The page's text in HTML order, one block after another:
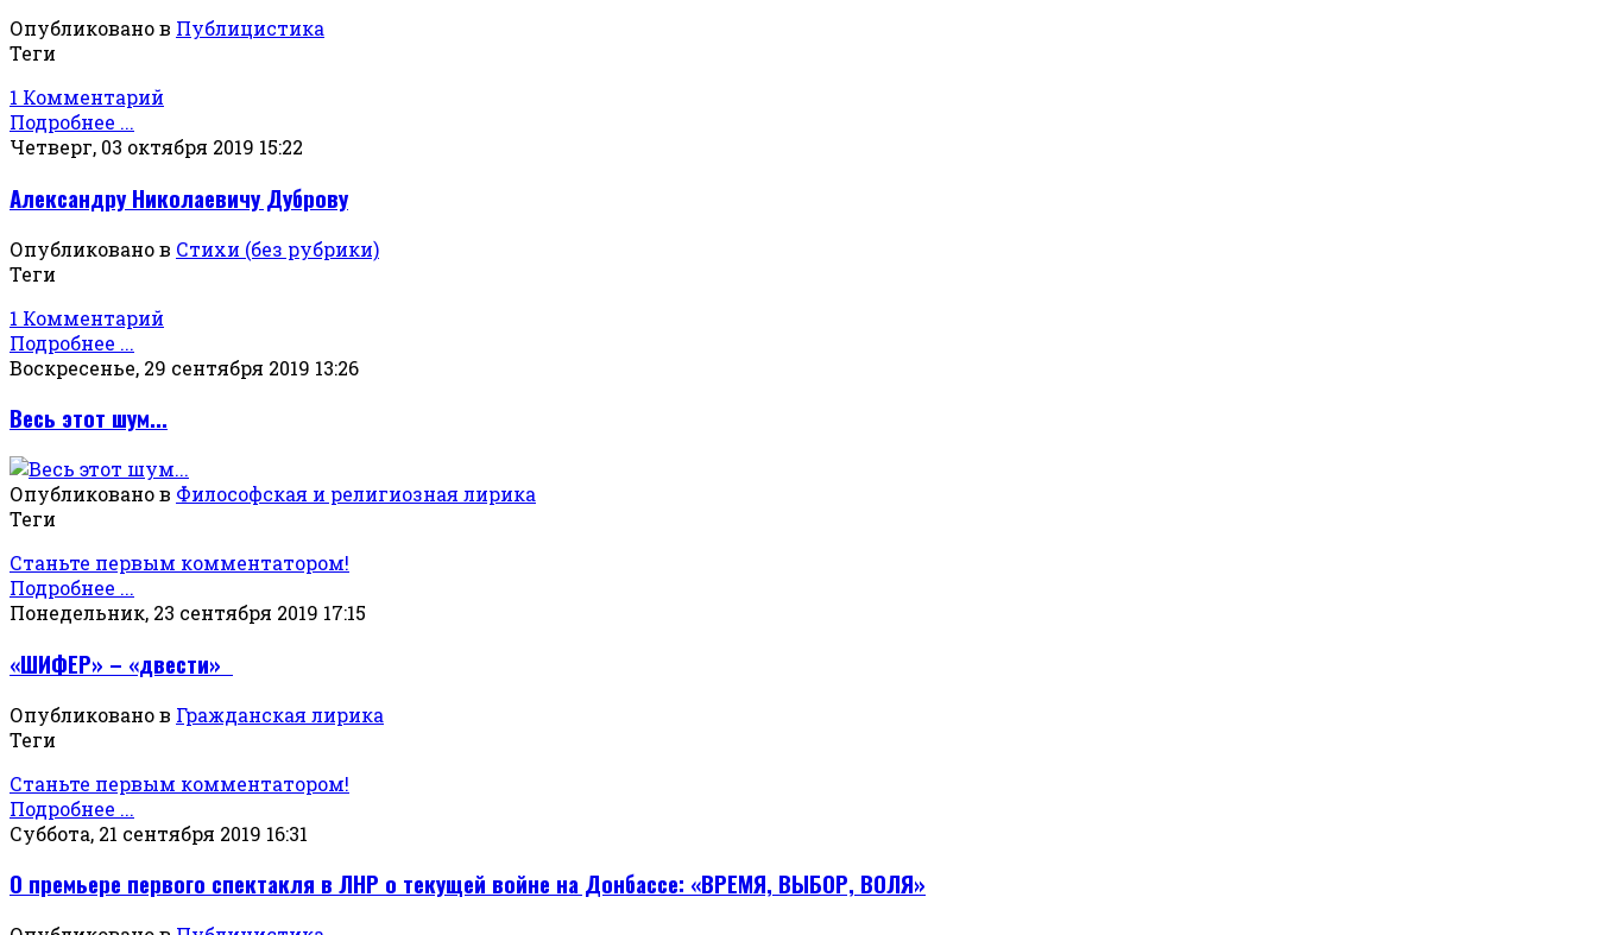
Опубликовано в Публицистика
Теги
1 Комментарий
Подробнее ...
Четверг, 03 октября 2019 15:22
Александру Николаевичу Дуброву
Опубликовано в Стихи (без рубрики)
Теги
1 Комментарий
Подробнее ...
Воскресенье, 29 сентября 2019 13:26
Весь этот шум...
Опубликовано в Философская и религиозная лирика
Теги
Станьте первым комментатором!
Подробнее ...
Понедельник, 23 сентября 2019 17:15
«ШИФЕР» – «двести»
Опубликовано в Гражданская лирика
Теги
Станьте первым комментатором!
Подробнее ...
Суббота, 21 сентября 2019 16:31
О премьере первого спектакля в ЛНР о текущей войне на Донбассе: «ВРЕМЯ, ВЫБОР, ВОЛЯ»